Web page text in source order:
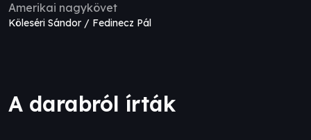
Amerikai nagykövet
Köleséri Sándor / Fedinecz Pál
A darabról írták